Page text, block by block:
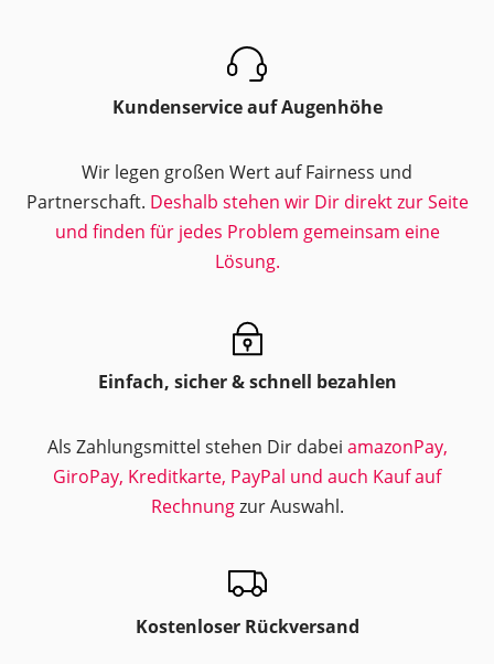
Kundenservice auf Augenhöhe
Wir legen großen Wert auf Fairness und
Partnerschaft. Deshalb stehen wir Dir direkt zur Seite
und finden für jedes Problem gemeinsam eine
Lösung.
Einfach, sicher & schnell bezahlen
Als Zahlungsmittel stehen Dir dabei amazonPay,
GiroPay, Kreditkarte, PayPal und auch Kauf auf
Rechnungzur Auswahl.
Kostenloser Rückversand